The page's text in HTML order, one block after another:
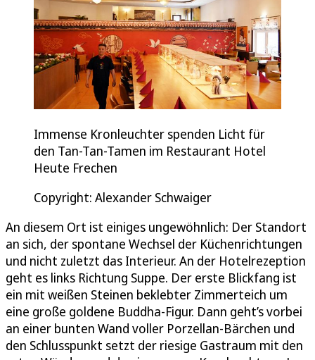
Immense Kronleuchter spenden Licht für
den Tan-Tan-Tamen im Restaurant Hotel
Heute Frechen
Copyright: Alexander Schwaiger
An diesem Ort ist einiges ungewöhnlich: Der Standort
an sich, der spontane Wechsel der Küchenrichtungen
und nicht zuletzt das Interieur. An der Hotelrezeption
geht es links Richtung Suppe. Der erste Blickfang ist
ein mit weißen Steinen beklebter Zimmerteich um
eine große goldene Buddha-Figur. Dann geht’s vorbei
an einer bunten Wand voller Porzellan-Bärchen und
den Schlusspunkt setzt der riesige Gastraum mit den